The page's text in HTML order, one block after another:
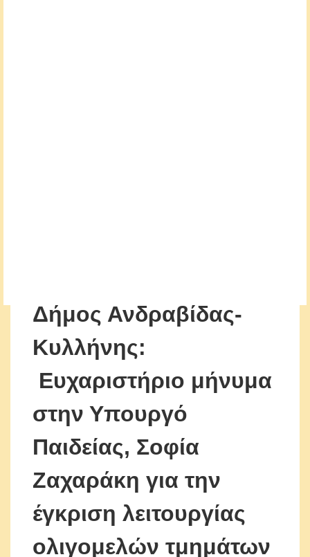
Δήμος Ανδραβίδας-
Κυλλήνης:
Ευχαριστήριο μήνυμα
στην Υπουργό
Παιδείας, Σοφία
Ζαχαράκη για την
έγκριση λειτουργίας
ολιγομελών τμημάτων